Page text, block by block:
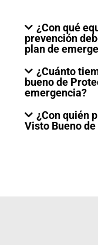
¿Con qué
prevención
plan de
¿Cuánto
bueno de
emergencia?
¿Con quién
Visto Bueno